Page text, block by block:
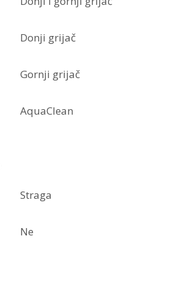
Donji grijač
Gornji grijač
AquaClean
Straga
Ne